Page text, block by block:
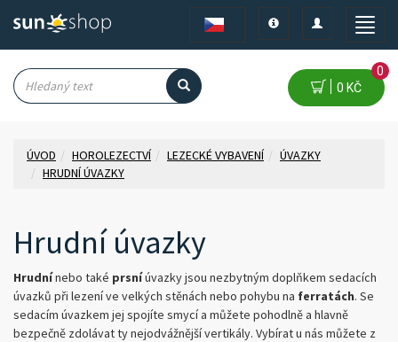
Toggle
Toggle
navigation
Toggle
0 KČ
0
ÚVOD HOROLEZECTVÍ LEZECKÉ VYBAVENÍ
ÚVAZKY
HRUDNÍ ÚVAZKY
Hrudní úvazky
Hrudnínebo také prsníúvazky jsou nezbytným doplňkem sedacích
úvazků při lezení ve velkých stěnách nebo pohybu na ferratách. Se
sedacím úvazkem jej spojíte smycí a můžete pohodlně a hlavně
bezpečně zdolávat ty nejodvážnější vertikály. Vybírat u nás můžete z